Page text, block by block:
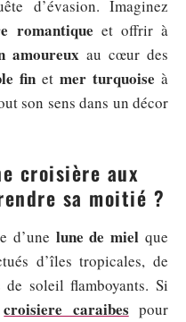
d’évasion. Imaginez
romantique et offrir à
amoureux au cœur des
fin et mer turquoise à
son sens dans un décor
croisière aux
sa moitié ?
d’une lune de miel que
d’îles tropicales, de
soleil flamboyants. Si
croisiere caraibes pour